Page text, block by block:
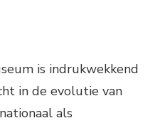
is indrukwekkend
in de evolutie van
als